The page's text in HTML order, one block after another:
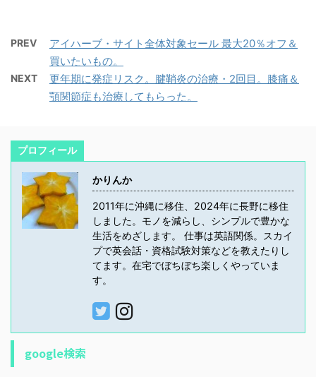
PREV
アイハーブ・サイト全体対象セール 最大20％オフ＆
買いたいもの。
NEXT
更年期に発症リスク。腱鞘炎の治療・2回目。膝痛＆
顎関節症も治療してもらった。
プロフィール
かりんか
2011年に沖縄に移住、2024年に長野に移住
しました。モノを減らし、シンプルで豊かな
生活をめざします。 仕事は英語関係。スカイ
プで英会話・資格試験対策などを教えたりし
てます。在宅でぼちぼち楽しくやっていま
す。
google検索